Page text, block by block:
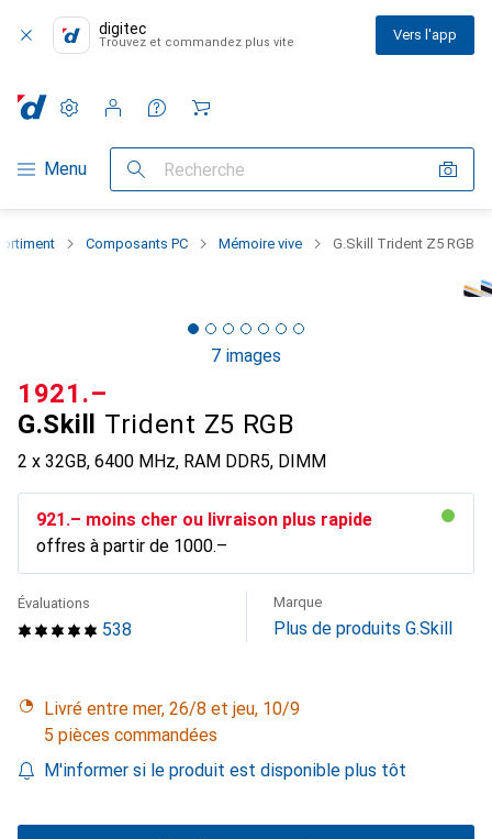
digitec
Trouvez et commandez plus vite Vers l'app
Navigation par catégorie
Menu Recherche
Paramètres
Compte client
Listes de comparaison
Listes d'envies
Panier
Composants PC Mémoire vive G.Skill Trident Z5 RGB
7 images
G.Skill Trident Z5 RGB
2 x 32GB, 6400 MHz, RAM DDR5, DIMM
CHF
1921.–
CHF
921.– moins cher ou livraison plus rapide
offres à partir de CHF
1000.–
538
Évaluations Marque
Plus de produits G.Skill
Livré entre mer, 26/8 et jeu, 10/9
5 pièces commandées
M'informer si le produit est disponible plus tôt